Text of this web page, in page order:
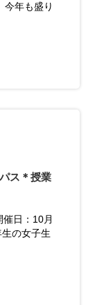
今年も盛り
ス＊授業
日：10月
の女子生